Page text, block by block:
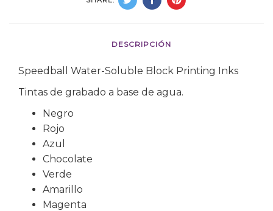
DESCRIPCIÓN
Speedball Water-Soluble Block Printing Inks
Tintas de grabado a base de agua.
Negro
Rojo
Azul
Chocolate
Verde
Amarillo
Magenta